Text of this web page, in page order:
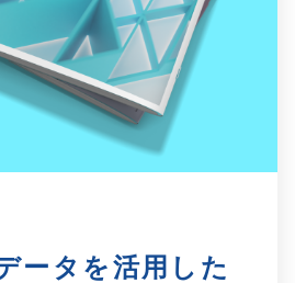
ータを活用した